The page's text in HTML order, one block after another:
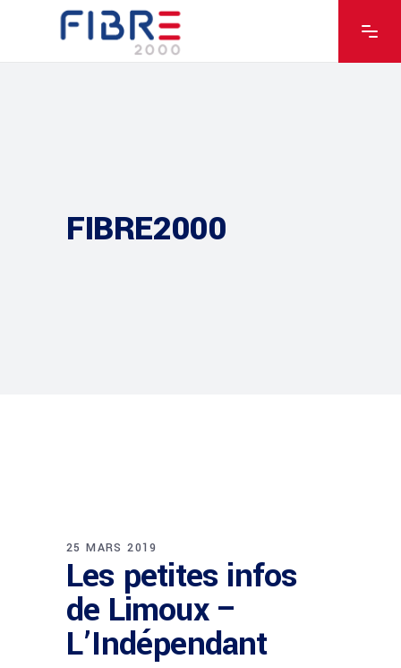
FIBRE2000
25 MARS 2019
Les petites infos
de Limoux –
L’Indépendant